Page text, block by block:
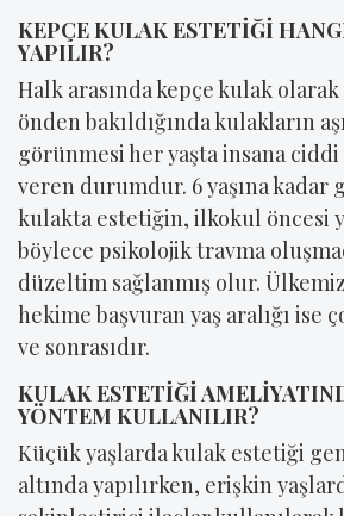
KEPÇE KULAK ESTETİĞİ
YAPILIR?
Halk arasında kepçe kulak
önden bakıldığında kulakların
görünmesi her yaşta insana ciddi
veren durumdur. 6 yaşına kadar
kulakta estetiğin, ilkokul öncesi
böylece psikolojik travma
düzeltim sağlanmış olur.
hekime başvuran yaş aralığı ise
ve sonrasıdır.
KULAK ESTETİĞİ
YÖNTEM KULLANILIR?
Küçük yaşlarda kulak estetiği
altında yapılırken, erişkin